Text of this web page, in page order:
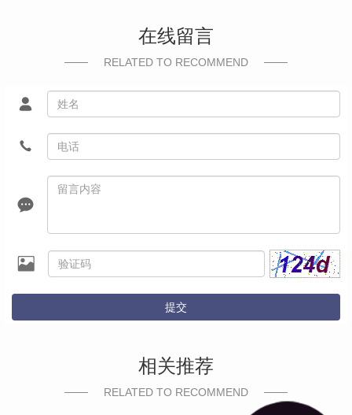
在线留言
RELATED TO RECOMMEND
提交
相关推荐
RELATED TO RECOMMEND